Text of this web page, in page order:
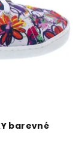
barevné